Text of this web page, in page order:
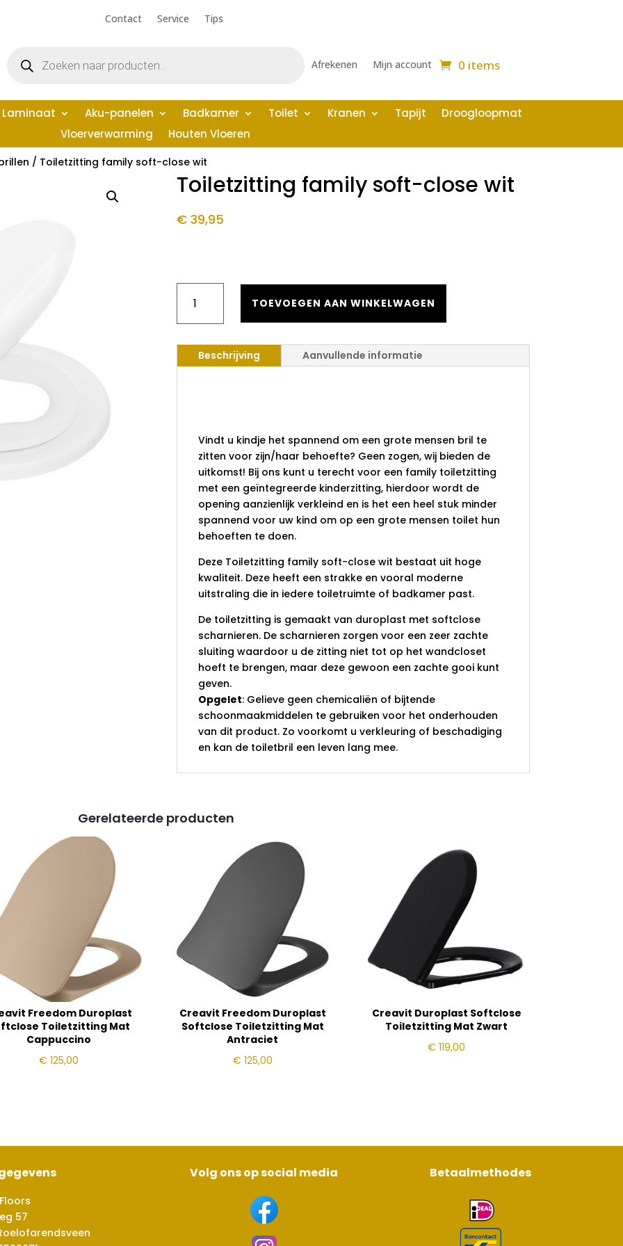
Contact Service Tips
zoeken Afrekenen Mijn account 0 items
Laminaat Aku-panelen Badkamer Toilet Kranen Tapijt
Droogloopmat
Vloerverwarming
Houten Vloeren
/ Toiletzitting family soft-close wit
Toiletzitting family soft-close wit
€39,95
FAMILY
CLOSE
AANTAL
TOEVOEGEN AAN WINKELWAGEN
Beschrijving Aanvullende informatie
Vindt u kindje het spannend om een grote mensen bril te
zitten voor zijn/haar behoefte? Geen zogen, wij bieden de
uitkomst! Bij ons kunt u terecht voor een family toiletzitting
met een geïntegreerde kinderzitting, hierdoor wordt de
opening aanzienlijk verkleind en is het een heel stuk minder
spannend voor uw kind om op een grote mensen toilet hun
behoeften te doen.
Deze Toiletzitting family soft-close wit bestaat uit hoge
kwaliteit. Deze heeft een strakke en vooral moderne
uitstraling die in iedere toiletruimte of badkamer past.
De toiletzitting is gemaakt van duroplast met softclose
scharnieren. De scharnieren zorgen voor een zeer zachte
sluiting waardoor u de zitting niet tot op het wandcloset
hoeft te brengen, maar deze gewoon een zachte gooi kunt
geven.
Opgelet: Gelieve geen chemicaliën of bijtende
schoonmaakmiddelen te gebruiken voor het onderhouden
van dit product. Zo voorkomt u verkleuring of beschadiging
en kan de toiletbril een leven lang mee.
Gerelateerde producten
Freedom Duroplast
Toiletzitting Mat
Cappuccino
€ 125,00
Creavit Freedom Duroplast
Softclose Toiletzitting Mat
Antraciet
€ 125,00
Creavit Duroplast Softclose
Toiletzitting Mat Zwart
€ 119,00
57
Volg ons op social media Betaalmethodes